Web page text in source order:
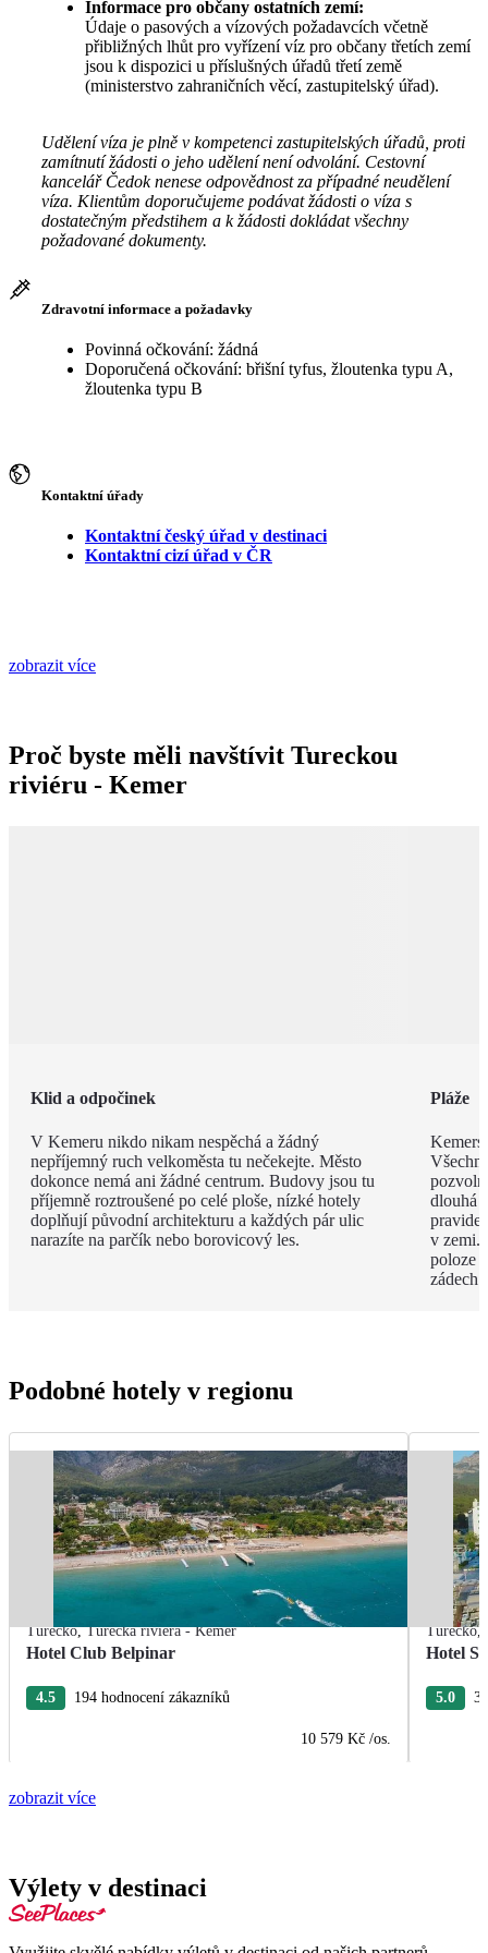
Informace pro občany ostatních zemí:
Údaje o pasových a vízových požadavcích včetně
přibližných lhůt pro vyřízení víz pro občany třetích zemí
jsou k dispozici u příslušných úřadů třetí země
(ministerstvo zahraničních věcí, zastupitelský úřad).
Udělení víza je plně v kompetenci zastupitelských úřadů, proti
zamítnutí žádosti o jeho udělení není odvolání. Cestovní
kancelář Čedok nenese odpovědnost za případné neudělení
víza. Klientům doporučujeme podávat žádosti o víza s
dostatečným předstihem a k žádosti dokládat všechny
požadované dokumenty.
Zdravotní informace a požadavky
Povinná očkování: žádná
Doporučená očkování: břišní tyfus, žloutenka typu A,
žloutenka typu B
Kontaktní úřady
Kontaktní český úřad v destinaci
Kontaktní cizí úřad v ČR
zobrazit více
Proč byste měli navštívit Tureckou
riviéru - Kemer
Klid a odpočinek
V Kemeru nikdo nikam nespěchá a žádný
nepříjemný ruch velkoměsta tu nečekejte. Město
dokonce nemá ani žádné centrum. Budovy jsou tu
příjemně roztroušené po celé ploše, nízké hotely
doplňují původní architekturu a každých pár ulic
narazíte na parčík nebo borovicový les.
Pláže
dlouhá
v zemi.
poloze
zádech.
Podobné hotely v regionu
Turecko,Turecká riviéra - Kemer
Hotel Club Belpinar
4.5 194 hodnocení zákazníků
10 579 Kč /os.
Turecko,
Hotel
5.0
zobrazit více
Výlety v destinaci